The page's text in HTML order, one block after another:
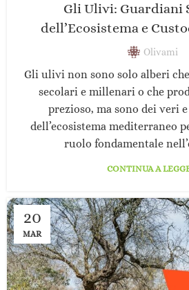
Gli Ulivi: Guardiani
dell’Ecosistema e
Olivami
Gli ulivi non sono solo alberi
secolari e millenari o che
prezioso, ma sono dei veri
dell’ecosistema mediterraneo
ruolo fondamentale
CONTINUA A
20
MAR